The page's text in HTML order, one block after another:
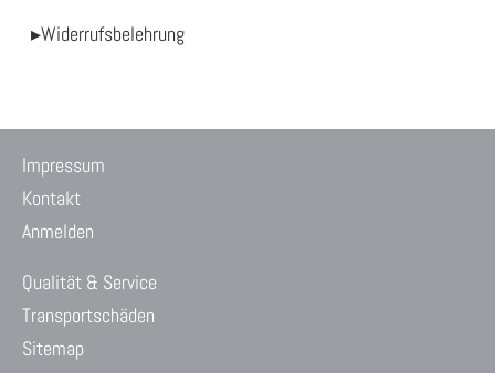
▸Widerrufsbelehrung
Impressum
Kontakt
Anmelden
Qualität & Service
Transportschäden
Sitemap